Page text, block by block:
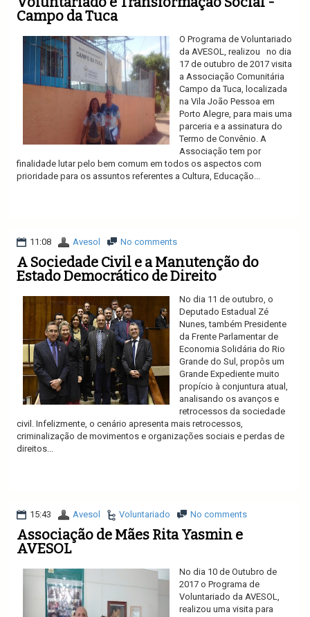
Campo da Tuca
O Programa de Voluntariado
da AVESOL, realizou no dia
17 de outubro de 2017 visita
a Associação Comunitária
Campo da Tuca, localizada
na Vila João Pessoa em
Porto Alegre, para mais uma
parceria e a assinatura do
Termo de Convênio. A
Associação tem por
finalidade lutar pelo bem comum em todos os aspectos com
prioridade para os assuntos referentes a Cultura, Educação...
11:08 Avesol No comments
A Sociedade Civil e a Manutenção do
Estado Democrático de Direito
No dia 11 de outubro, o
Deputado Estadual Zé
Nunes, também Presidente
da Frente Parlamentar de
Economia Solidária do Rio
Grande do Sul, propôs um
Grande Expediente muito
propício à conjuntura atual,
analisando os avanços e
retrocessos da sociedade
civil. Infelizmente, o cenário apresenta mais retrocessos,
criminalização de movimentos e organizações sociais e perdas de
direitos...
15:43 Avesol Voluntariado No comments
Associação de Mães Rita Yasmin e
AVESOL
No dia 10 de Outubro de
2017 o Programa de
Voluntariado da AVESOL,
realizou uma visita para